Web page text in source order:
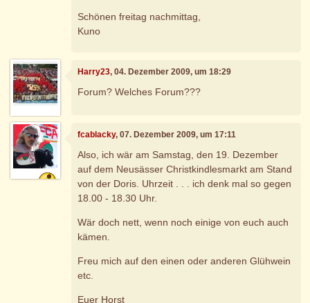
Schönen freitag nachmittag,
Kuno
Harry23, 04. Dezember 2009, um 18:29
Forum? Welches Forum???
fcablacky, 07. Dezember 2009, um 17:11
Also, ich wär am Samstag, den 19. Dezember
auf dem Neusässer Christkindlesmarkt am Stand
von der Doris. Uhrzeit . . . ich denk mal so gegen
18.00 - 18.30 Uhr.
Wär doch nett, wenn noch einige von euch auch
kämen.
Freu mich auf den einen oder anderen Glühwein
etc.
Euer Horst